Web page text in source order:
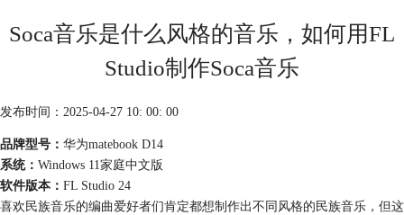
Soca音乐是什么风格的音乐，如何用FL
Studio制作Soca音乐
发布时间：2025-04-27 10: 00: 00
品牌型号： 华为matebook D14
系统： Windows 11家庭中文版
软件版本： FL Studio 24
喜欢民族音乐的编曲爱好者们肯定都想制作出不同风格的民族音乐，但这